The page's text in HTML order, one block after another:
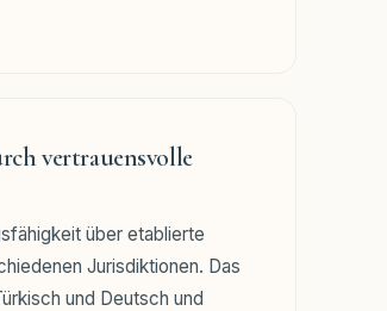
vertrauensvolle
über etablierte
Jurisdiktionen. Das
und Deutsch und